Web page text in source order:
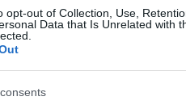
opt-out of Collection, Use,
Data that Is Unrelated with
Commissione Europea
di alcune delle